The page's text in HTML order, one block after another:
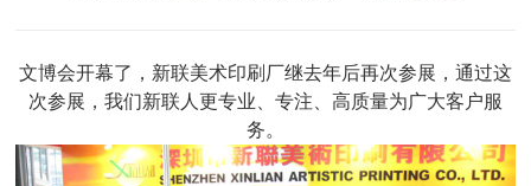
文博会开幕了，新联美术印刷厂继去年后再次参展，通过这
次参展，我们新联人更专业、专注、高质量为广大客户服
务。